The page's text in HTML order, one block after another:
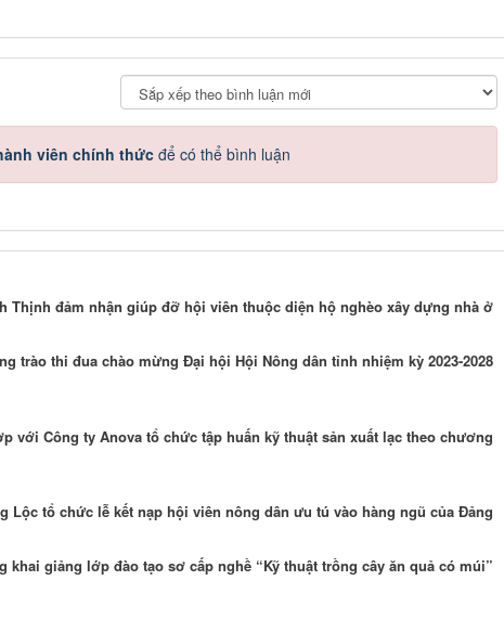
viên chính thức để có thể bình luận
Thịnh đảm nhận giúp đỡ hội viên thuộc diện hộ nghèo xây dựng nhà ở
trào thi đua chào mừng Đại hội Hội Nông dân tỉnh nhiệm kỳ 2023-2028
với Công ty Anova tổ chức tập huấn kỹ thuật sản xuất lạc theo chương
Lộc tổ chức lễ kết nạp hội viên nông dân ưu tú vào hàng ngũ của Đảng
khai giảng lớp đào tạo sơ cấp nghề “Kỹ thuật trồng cây ăn quả có múi”